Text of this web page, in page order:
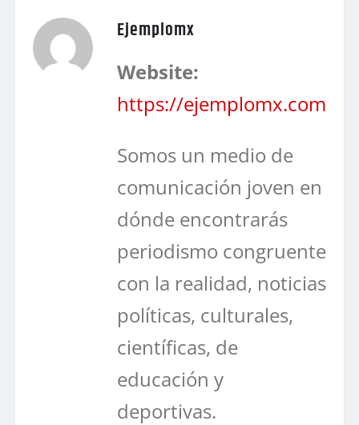
Ejemplomx
Website:
https://ejemplomx.com
Somos un medio de
comunicación joven en
dónde encontrarás
periodismo congruente
con la realidad, noticias
políticas, culturales,
científicas, de
educación y
deportivas.